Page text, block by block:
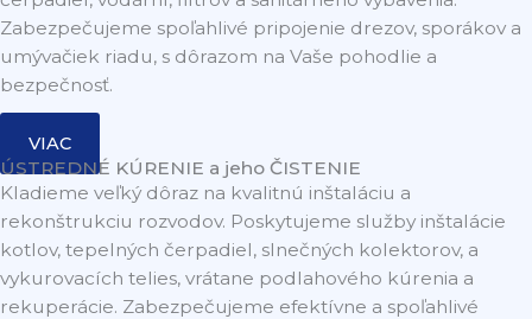
Zabezpečujeme spoľahlivé pripojenie drezov, sporákov a
umývačiek riadu, s dôrazom na Vaše pohodlie a
bezpečnosť.
VIAC
ÚSTREDNÉ KÚRENIE a jeho ČISTENIE
Kladieme veľký dôraz na kvalitnú inštaláciu a
rekonštrukciu rozvodov. Poskytujeme služby inštalácie
kotlov, tepelných čerpadiel, slnečných kolektorov, a
vykurovacích telies, vrátane podlahového kúrenia a
rekuperácie. Zabezpečujeme efektívne a spoľahlivé